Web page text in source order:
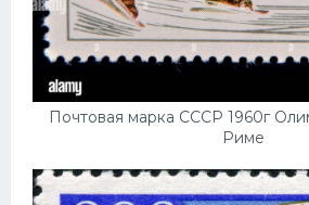
Почтовая марка СССР 1960г
Риме